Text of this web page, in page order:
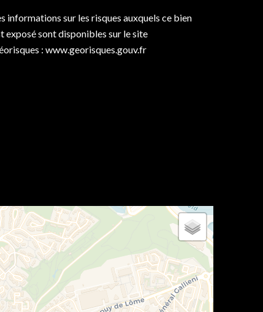
informations sur les risques auxquels ce bien
exposé sont disponibles sur le site
: www.georisques.gouv.fr